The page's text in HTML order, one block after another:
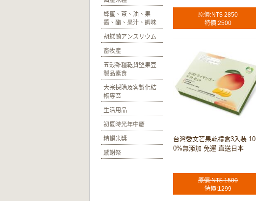
蜂蜜、茶、油、果
醬、醋、果汁、調味
胡蝶蘭アンスリウム
畜牧產
五穀雜糧乾貨堅果豆
製品素食
大宗採購及客製化結
帳專區
生活用品
初夏時光年中慶
精饌米獎
感謝祭
原價:NT$ 2850
特價:2500
台灣愛文芒果乾禮盒3入裝 10
0%無添加 免運 直送日本
原價:NT$ 1500
特價:1299